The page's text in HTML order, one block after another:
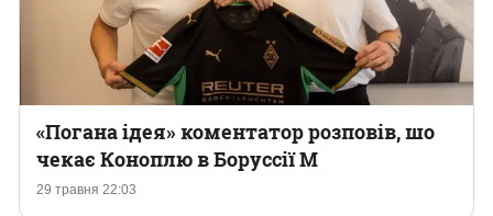
29 травня 22:03
«Погана ідея» коментатор розповів, шо
чекає Коноплю в Боруссії М